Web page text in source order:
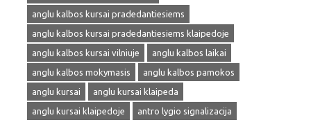
anglu kalbos kursai pradedantiesiems
anglu kalbos kursai pradedantiesiems klaipedoje
anglu kalbos kursai vilniuje
anglu kalbos laikai
anglu kalbos mokymasis
anglu kalbos pamokos
anglu kursai
anglu kursai klaipeda
anglu kursai klaipedoje
antro lygio signalizacija